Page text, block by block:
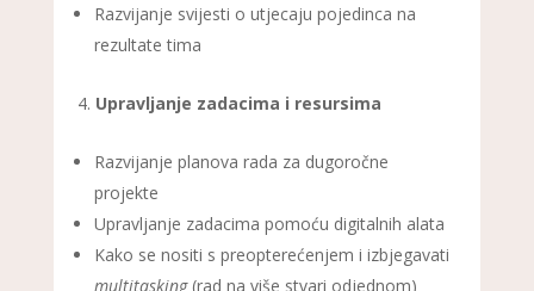
Razvijanje svijesti o utjecaju pojedinca na
rezultate tima
Upravljanje zadacima i resursima
Razvijanje planova rada za dugoročne
projekte
Upravljanje zadacima pomoću digitalnih alata
Kako se nositi s preopterećenjem i izbjegavati
multitasking(rad na više stvari odjednom)